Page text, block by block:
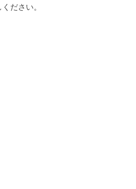
ださい。